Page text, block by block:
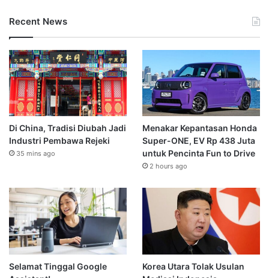
Recent News
Di China, Tradisi Diubah Jadi
Industri Pembawa Rejeki
35 mins ago
Menakar Kepantasan Honda
Super-ONE, EV Rp 438 Juta
untuk Pencinta Fun to Drive
2 hours ago
Selamat Tinggal Google
Korea Utara Tolak Usulan